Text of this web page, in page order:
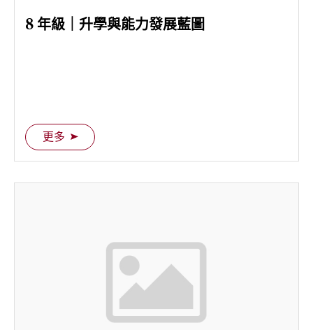
8 年級｜升學與能力發展藍圖
更多